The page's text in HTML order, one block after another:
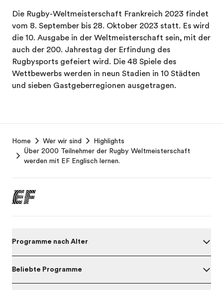
Die Rugby-Weltmeisterschaft Frankreich 2023 findet
vom 8. September bis 28. Oktober 2023 statt. Es wird
die 10. Ausgabe in der Weltmeisterschaft sein, mit der
auch der 200. Jahrestag der Erfindung des
Rugbysports gefeiert wird. Die 48 Spiele des
Wettbewerbs werden in neun Stadien in 10 Städten
und sieben Gastgeberregionen ausgetragen.
Footer
Home Wer wir sind
Highlights
Über 2000 Teilnehmer der Rugby Weltmeisterschaft
werden mit EF Englisch lernen.
Programme nach Alter
Beliebte Programme